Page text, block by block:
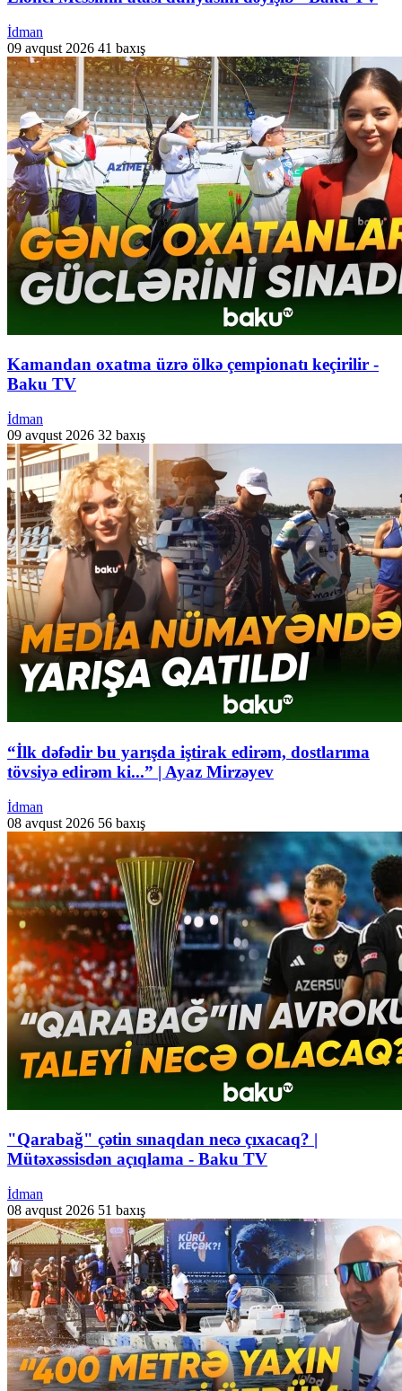
İdman
09 avqust 2026 41 baxış
Kamandan oxatma üzrə ölkə çempionatı keçirilir -
Baku TV
İdman
09 avqust 2026 32 baxış
“İlk dəfədir bu yarışda iştirak edirəm, dostlarıma
tövsiyə edirəm ki...” | Ayaz Mirzəyev
İdman
08 avqust 2026 56 baxış
"Qarabağ" çətin sınaqdan necə çıxacaq? |
Mütəxəssisdən açıqlama - Baku TV
İdman
08 avqust 2026 51 baxış